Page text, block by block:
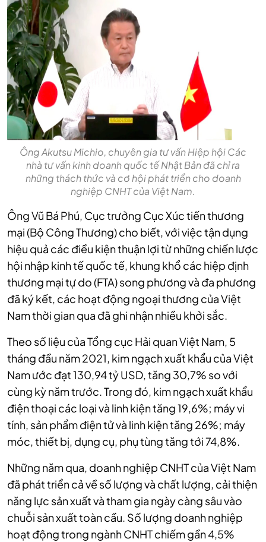
Ông Akutsu Michio, chuyên gia tư vấn Hiệp hội Các
nhà tư vấn kinh doanh quốc tế Nhật Bản đã chỉ ra
những thách thức và cơ hội phát triển cho doanh
nghiệp CNHT của Việt Nam.
Ông Vũ Bá Phú, Cục trưởng Cục Xúc tiến thương
mại (Bộ Công Thương) cho biết, với việc tận dụng
hiệu quả các điều kiện thuận lợi từ những chiến lược
hội nhập kinh tế quốc tế, khung khổ các hiệp định
thương mại tự do (FTA) song phương và đa phương
đã ký kết, các hoạt động ngoại thương của Việt
Nam thời gian qua đã ghi nhận nhiều khởi sắc.
Theo số liệu của Tổng cục Hải quan Việt Nam, 5
tháng đầu năm 2021, kim ngạch xuất khẩu của Việt
Nam ước đạt 130,94 tỷ USD, tăng 30,7% so với
cùng kỳ năm trước. Trong đó, kim ngạch xuất khẩu
điện thoại các loại và linh kiện tăng 19,6%; máy vi
tính, sản phẩm điện tử và linh kiện tăng 26%; máy
móc, thiết bị, dụng cụ, phụ tùng tăng tới 74,8%.
Những năm qua, doanh nghiệp CNHT của Việt Nam
đã phát triển cả về số lượng và chất lượng, cải thiện
năng lực sản xuất và tham gia ngày càng sâu vào
chuỗi sản xuất toàn cầu. Số lượng doanh nghiệp
hoạt động trong ngành CNHT chiếm gần 4,5%